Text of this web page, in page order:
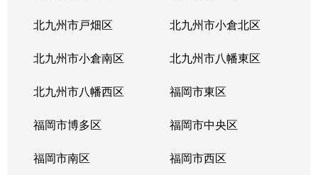
北九州市戸畑区 北九州市小倉北区
北九州市小倉南区 北九州市八幡東区
北九州市八幡西区 福岡市東区
福岡市博多区 福岡市中央区
福岡市南区 福岡市西区